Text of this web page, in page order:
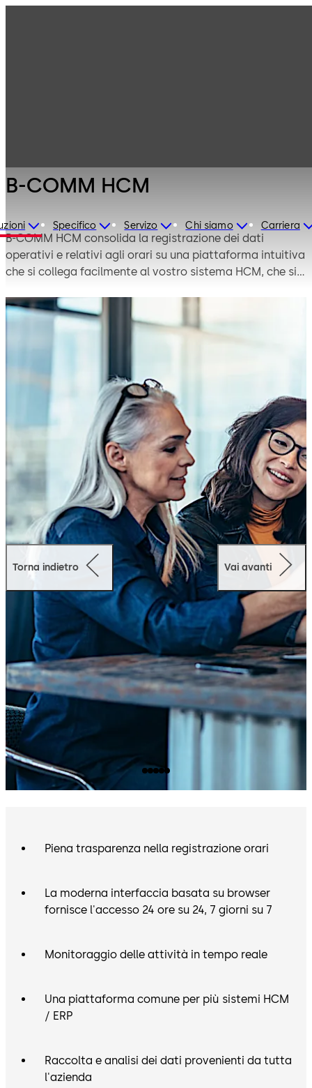
Specifico Servizo Chi siamo Carriera
B-COMM HCM
B-COMM HCM consolida la registrazione dei dati
operativi e relativi agli orari su una piattaforma intuitiva
che si collega facilmente al vostro sistema HCM, che si
Workday, Oracle/Peoplesoft, Microsoft o di un sistema
ibrido. Basata su oltre 30 anni di esperienza, la nostra
massima semplicità le presenze dei dipendenti, le
attività sul posto di lavoro, il controllo accessi e le
attività self-service.
Torna indietro Vai avanti
Piena trasparenza nella registrazione orari
La moderna interfaccia basata su browser
fornisce l'accesso 24 ore su 24, 7 giorni su 7
Monitoraggio delle attività in tempo reale
Una piattaforma comune per più sistemi HCM
/ ERP
Raccolta e analisi dei dati provenienti da tutta
l'azienda